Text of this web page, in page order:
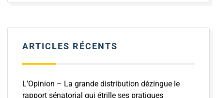
ARTICLES RÉCENTS
L’Opinion – La grande distribution dézingue le
rapport sénatorial qui étrille ses pratiques